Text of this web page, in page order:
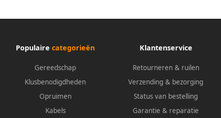
Populaire categorieën
Gereedschap
Klusbenodigdheden
Opruimen
Kabels
Klantenservice
Retourneren & ruilen
Verzending & bezorging
Status van bestelling
Garantie & reparatie